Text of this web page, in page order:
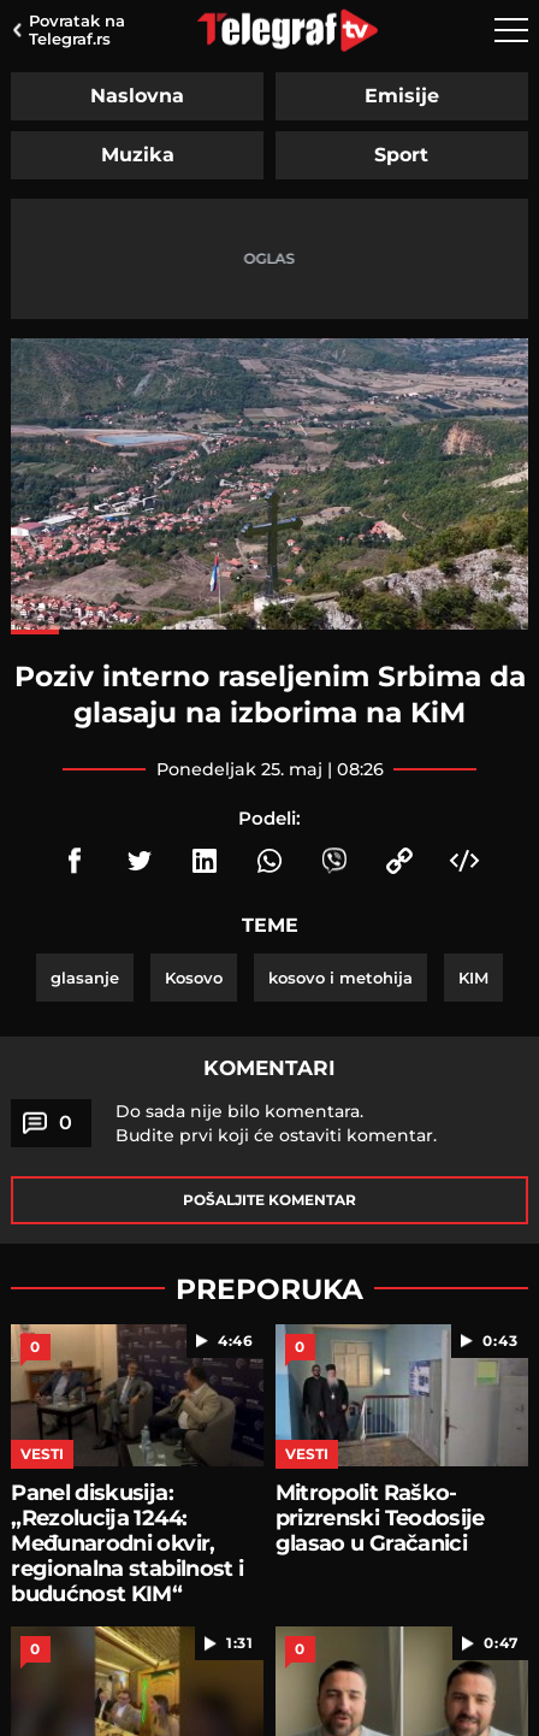
Povratak na
Telegraf.rs
Naslovna Emisije
Muzika Sport
Poziv interno raseljenim Srbima da
glasaju na izborima na KiM
ponedeljak 25. maj | 08:26
Podeli:
TEME
glasanje Kosovo kosovo i metohija KIM
KOMENTARI
0
Do sada nije bilo komentara.
Budite prvi koji će ostaviti komentar.
POŠALJITE KOMENTAR
PREPORUKA
4:46
0
VESTI
Panel diskusija:
„Rezolucija 1244:
Međunarodni okvir,
regionalna stabilnost i
budućnost KIM“
0:43
0
VESTI
Mitropolit Raško-
prizrenski Teodosije
glasao u Gračanici
1:31
0 0:47
0